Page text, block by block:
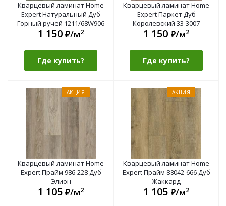
Кварцевый ламинат Home
Expert Натуральный Дуб
Горный ручей 1211/68W906
1 150 ₽/м2
Где купить?
Кварцевый ламинат Home
Expert Паркет Дуб
Королевский 33-3007
1 150 ₽/м2
Где купить?
АКЦИЯ
Кварцевый ламинат Home
Expert Прайм 986-228 Дуб
Элион
1 105 ₽/м2
АКЦИЯ
Кварцевый ламинат Home
Expert Прайм 88042-666 Дуб
Жаккард
1 105 ₽/м2